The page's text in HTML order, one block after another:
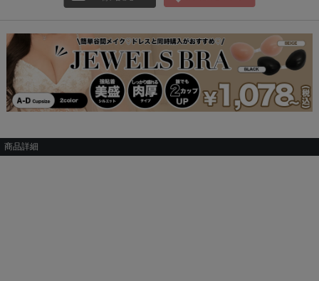
商品詳細